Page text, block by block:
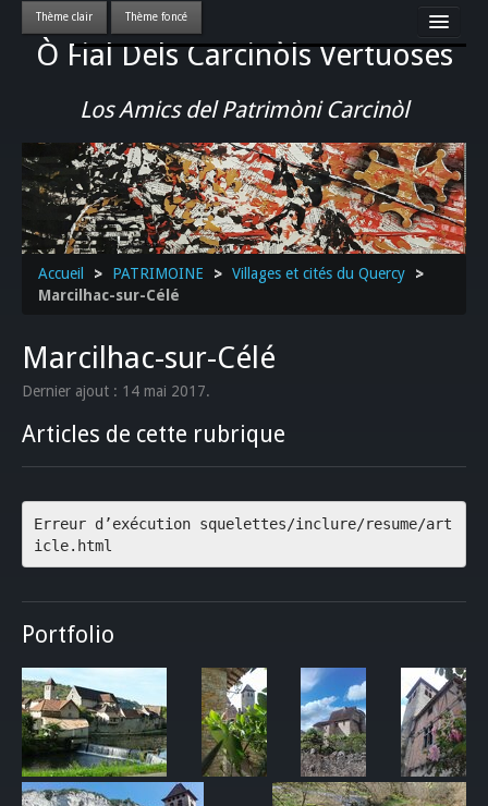
Ò Fial Dels Carcinòls Vertuoses
Los Amics del Patrimòni Carcinòl
Accueil
LES QUERCYNOIS & LEUR CULTURE
PATRIMOINE
GASTRONOMIE
ACTUALITE-CULTURE-EVENEMENTS LOCAUX
>>
Accueil > PATRIMOINE > Villages et cités du Quercy
>
Marcilhac-sur-Célé
Marcilhac-sur-Célé
Dernier ajout : 14 mai 2017.
Articles de cette rubrique
Erreur d’exécution squelettes/inclure/resume/art
icle.html
Portfolio